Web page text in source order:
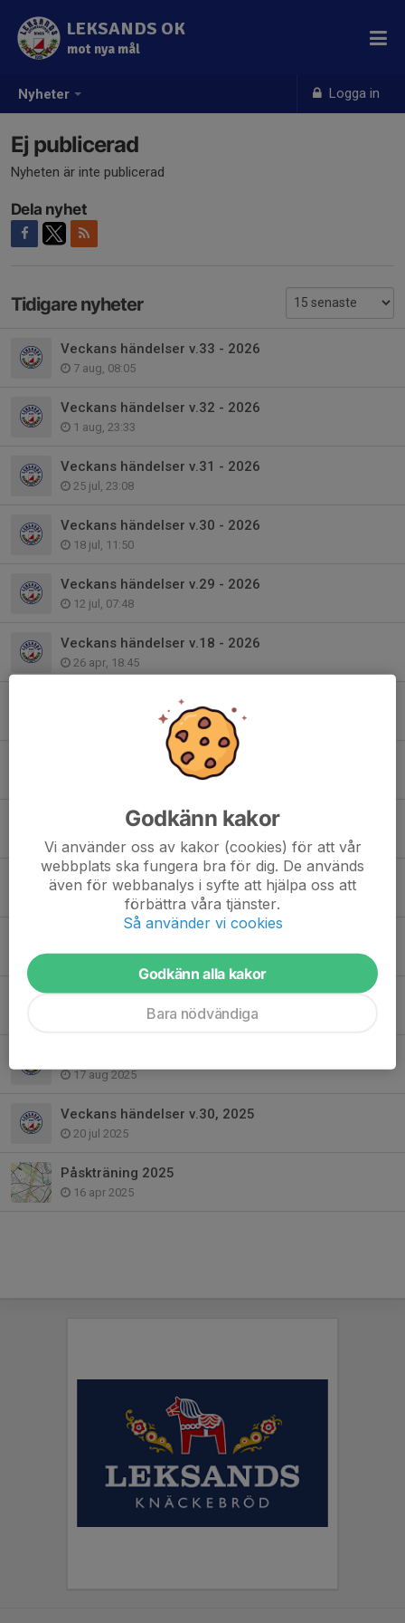
Nyheter Logga in
LEKSANDS OK
mot nya mål
Ej publicerad
Nyheten är inte publicerad
Dela nyhet
Tidigare nyheter
Veckans händelser v.33 - 2026
7 aug, 08:05
Veckans händelser v.32 - 2026
1 aug, 23:33
Veckans händelser v.31 - 2026
25 jul, 23:08
Veckans händelser v.30 - 2026
18 jul, 11:50
Veckans händelser v.29 - 2026
12 jul, 07:48
Veckans händelser v.18 - 2026
26 apr, 18:45
Klubbläger 22-24 maj
Månadsinfo Våren 2026
Minnesord över Rune Mases (1928–2026)
20 mar, 13:52
Veckans händelser v.48, 2025
23 nov 2025
15 nov 2025
Veckans händelser v.46, 2025
17 aug 2025
Veckans händelser v.30, 2025
20 jul 2025
Påskträning 2025
16 apr 2025
Godkänn kakor
Vi använder oss av kakor (cookies) för att vår
webbplats ska fungera bra för dig. De används
även för webbanalys i syfte att hjälpa oss att
förbättra våra tjänster.
Så använder vi cookies
Godkänn alla kakor
Bara nödvändiga